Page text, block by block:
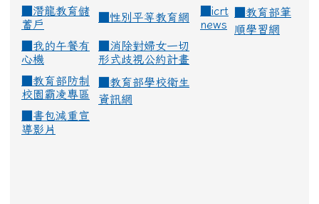
潛龍教育儲
蓄戶
性別平等教育網
icrt
news
教育部筆
順學習網
我的午餐有
心機
消除對婦女一切
形式歧視公約計畫
教育部防制
校園霸凌專區
教育部學校衛生
資訊網
書包減重宣
導影片